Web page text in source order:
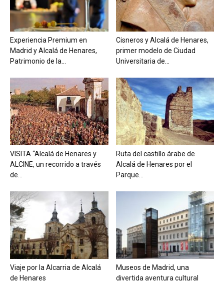
Experiencia Premium en
Madrid y Alcalá de Henares,
Patrimonio de la...
Cisneros y Alcalá de Henares,
primer modelo de Ciudad
Universitaria de...
VISITA “Alcalá de Henares y
ALCINE, un recorrido a través
de...
Ruta del castillo árabe de
Alcalá de Henares por el
Parque...
Viaje por la Alcarria de Alcalá
de Henares
Museos de Madrid, una
divertida aventura cultural